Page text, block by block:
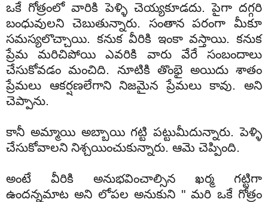
ఒకే గోత్రంలో వారికి పెళ్ళి చెయ్యకూడదు. పైగా దగ్గరి
బంధువులని చెబుతున్నారు. సంతాన పరంగా మీకూ
సమస్యలొచ్చాయి. కనుక వీరికి ఇంకా వస్తాయి. కనుక
ప్రేమ మరిచిపోయి ఎవరికి వారు వేరే సంబందాలు
చేసుకోవడం మంచిది. నూటికి తొంభై అయిదు శాతం
ప్రేమలు ఆకర్షణలేగాని నిజమైన ప్రేమలు కావు. అని
చెప్పాను.
కానీ అమ్మాయి అబ్బాయి గట్టి పట్టుమీదున్నారు. పెళ్ళి
చేసుకోవాలని నిశ్చయించుకున్నారు. ఆమె చెప్పింది.
అంటే వీరికి అనుభవించాల్సిన ఖర్మ గట్టిగా
ఉందన్నమాట అని లోపల అనుకుని " మరి ఒకే గోత్రం